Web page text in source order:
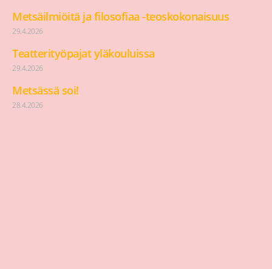
Metsäilmiöitä ja filosofiaa -teoskokonaisuus
29.4.2026
Teatterityöpajat yläkouluissa
29.4.2026
Metsässä soi!
28.4.2026